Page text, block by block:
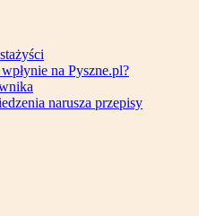
na Pyszne.pl?
narusza przepisy